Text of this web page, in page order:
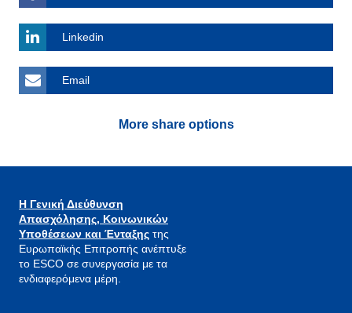
Linkedin
Email
More share options
Η Γενική Διεύθυνση
Απασχόλησης, Κοινωνικών
Υποθέσεων και Ένταξης της
Ευρωπαϊκής Επιτροπής ανέπτυξε
το ESCO σε συνεργασία με τα
ενδιαφερόμενα μέρη.